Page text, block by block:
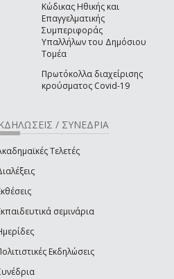
Κώδικας Ηθικής και
Επαγγελματικής
Συμπεριφοράς
Υπαλλήλων του Δημόσιου
Τομέα
Πρωτόκολλα διαχείρισης
κρούσματος Covid-19
/ ΣΥΝΕΔΡΙΑ
Τελετές
σεμινάρια
Εκδηλώσεις